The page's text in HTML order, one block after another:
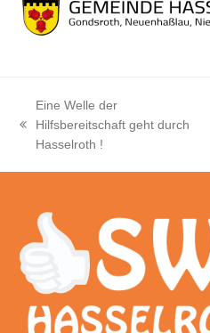
vorheriger
Beitrag:
Eine Welle der
Hilfsbereitschaft geht durch
Hasselroth !